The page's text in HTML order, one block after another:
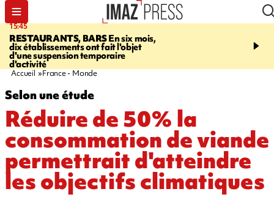
15:45
RESTAURANTS, BARSEn six mois,
dix établissements ont fait l'objet
d'une suspension temporaire
d'activité
17:17
Angeles, un homme vit
Accueil France - Monde
Selon une étude
Réduire de 50% la
consommation de viande
permettrait d'atteindre
les objectifs climatiques